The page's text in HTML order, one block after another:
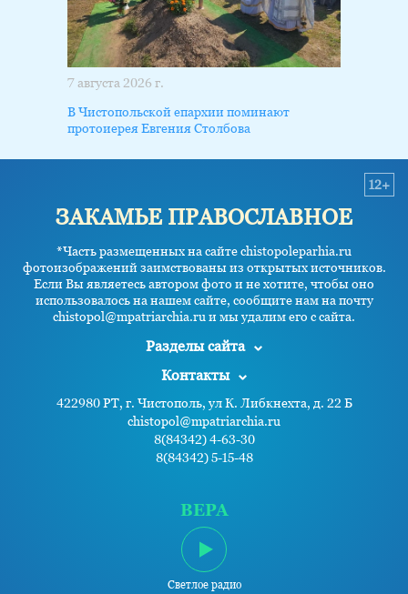
7 августа 2026 г.
В Чистопольской епархии поминают
протоиерея Евгения Столбова
ЗАКАМЬЕ ПРАВОСЛАВНОЕ
*Часть размещенных на сайте chistopoleparhia.ru
фотоизображений заимствованы из открытых источников.
Если Вы являетесь автором фото и не хотите, чтобы оно
использовалось на нашем сайте, сообщите нам на почту
chistopol@mpatriarchia.ru и мы удалим его с сайта.
12+
Разделы сайта
Контакты
422980 РТ, г. Чистополь, ул К. Либкнехта, д. 22 Б
chistopol@mpatriarchia.ru
8(84342) 4-63-30
8(84342) 5-15-48
ВЕРА
Светлое радио